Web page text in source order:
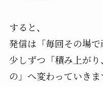
すると、
発信は「毎回その場で
少しずつ「積み上が
の」へ変わっていきま